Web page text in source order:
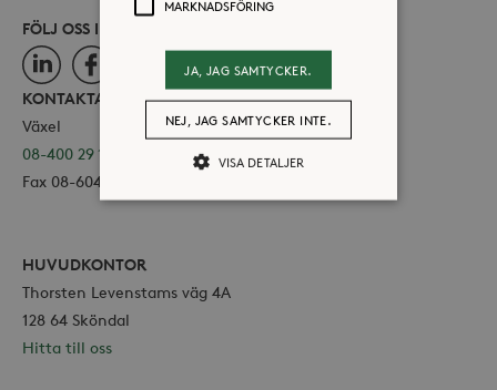
FÖLJ OSS I SOCIALA MEDIER
LinkedInFacebook
KONTAKTA OSS
Växel
08-400 29 100
Fax 08-604 11 16
HUVUDKONTOR
Thorsten Levenstams väg 4A
128 64 Sköndal
Hitta till oss
MARKNADSFÖRING
JA, JAG SAMTYCKER.
NEJ, JAG SAMTYCKER INTE.
VISA DETALJER